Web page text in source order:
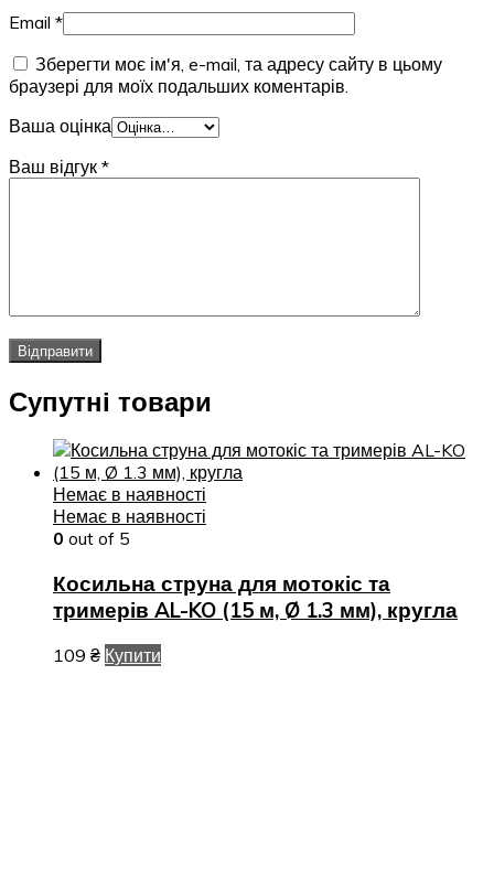
Email *
Зберегти моє ім'я, e-mail, та адресу сайту в цьому
браузері для моїх подальших коментарів.
Ваша оцінка
Ваш відгук *
Супутні товари
Немає в наявності
Немає в наявності
0 out of 5
Косильна струна для мотокіс та
тримерів AL-KO (15 м, Ø 1.3 мм), кругла
109 ₴ Купити